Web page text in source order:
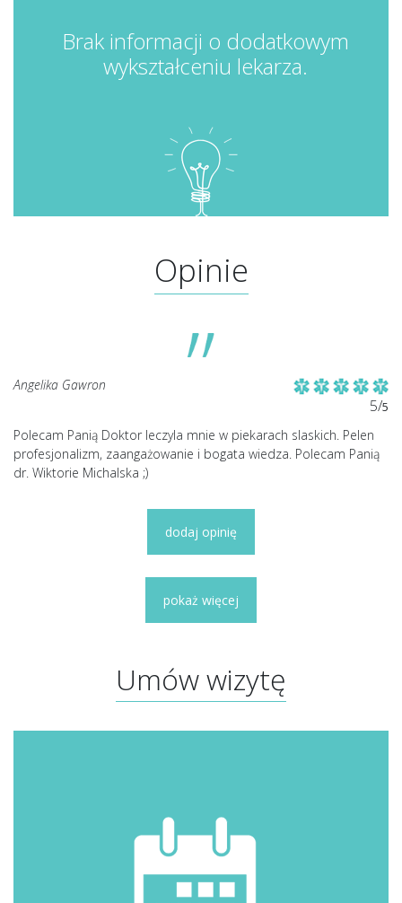
Brak informacji o dodatkowym
wykształceniu lekarza.
Opinie
Angelika Gawron
5/5
Polecam Panią Doktor leczyla mnie w piekarach slaskich. Pelen
profesjonalizm, zaangażowanie i bogata wiedza. Polecam Panią
dr. Wiktorie Michalska ;)
dodaj opinię
pokaż więcej
Umów wizytę